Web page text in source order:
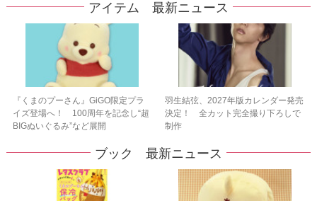
アイテム 最新ニュース
『くまのプーさん』GiGO限定プラ
イズ登場へ！ 100周年を記念し“超
BIGぬいぐるみ”など展開
羽生結弦、2027年版カレンダー発売
決定！ 全カット完全撮り下ろしで
制作
ブック 最新ニュース